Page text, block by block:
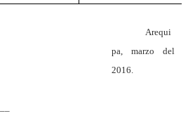
Arequi
pa, marzo del
2016.